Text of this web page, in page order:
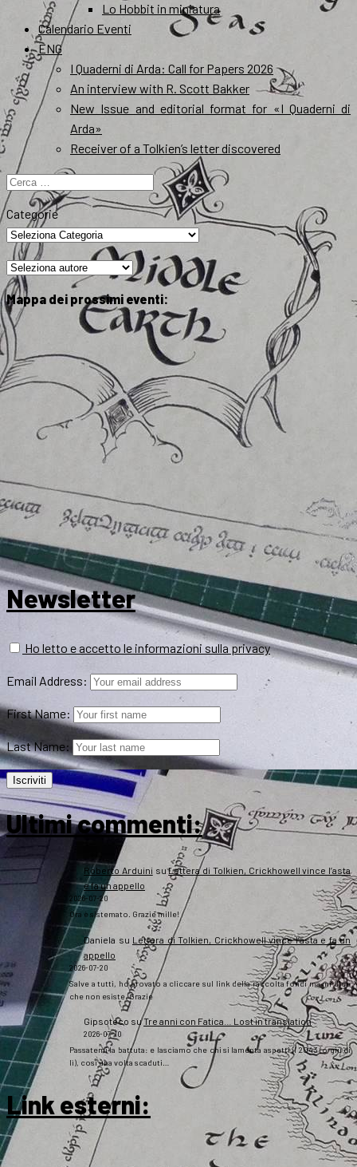
Lo Hobbit in miniatura
Calendario Eventi
ENG
I Quaderni di Arda: Call for Papers 2026
An interview with R. Scott Bakker
New Issue and editorial format for «I Quaderni di
Arda»
Receiver of a Tolkien’s letter discovered
Ricerca
per:
Categorie
Mappa dei prossimi eventi:
Newsletter
Ho letto e accetto le informazioni sulla privacy
Email Address:
First Name:
Last Name:
Ultimi commenti:
Roberto Arduini suLettera di Tolkien, Crickhowell vince l’asta
e fa un appello
2026-07-20
Ora è sistemato. Grazie mille!
Daniela su Lettera di Tolkien, Crickhowell vince l’asta e fa un
appello
2026-07-20
Salve a tutti, ho provato a cliccare sul link della raccolta fondi ma mi dice
che non esiste. Grazie
Gipsoteco suTre anni con Fatica… Lost in translation
2026-07-10
Passatemi la battuta: e lasciamo che chi si lamenta aspetti il 2043 (o giù di
lì), così una volta scaduti…
Link esterni: